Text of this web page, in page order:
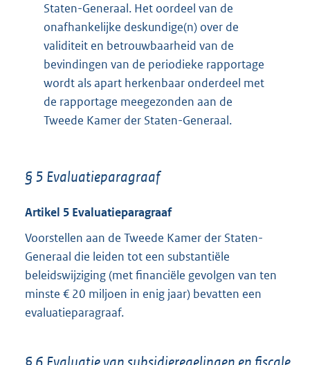
Staten-Generaal. Het oordeel van de
onafhankelijke deskundige(n) over de
validiteit en betrouwbaarheid van de
bevindingen van de periodieke rapportage
wordt als apart herkenbaar onderdeel met
de rapportage meegezonden aan de
Tweede Kamer der Staten-Generaal.
§ 5 Evaluatieparagraaf
Artikel 5 Evaluatieparagraaf
Voorstellen aan de Tweede Kamer der Staten-
Generaal die leiden tot een substantiële
beleidswijziging (met financiële gevolgen van ten
minste € 20 miljoen in enig jaar) bevatten een
evaluatieparagraaf.